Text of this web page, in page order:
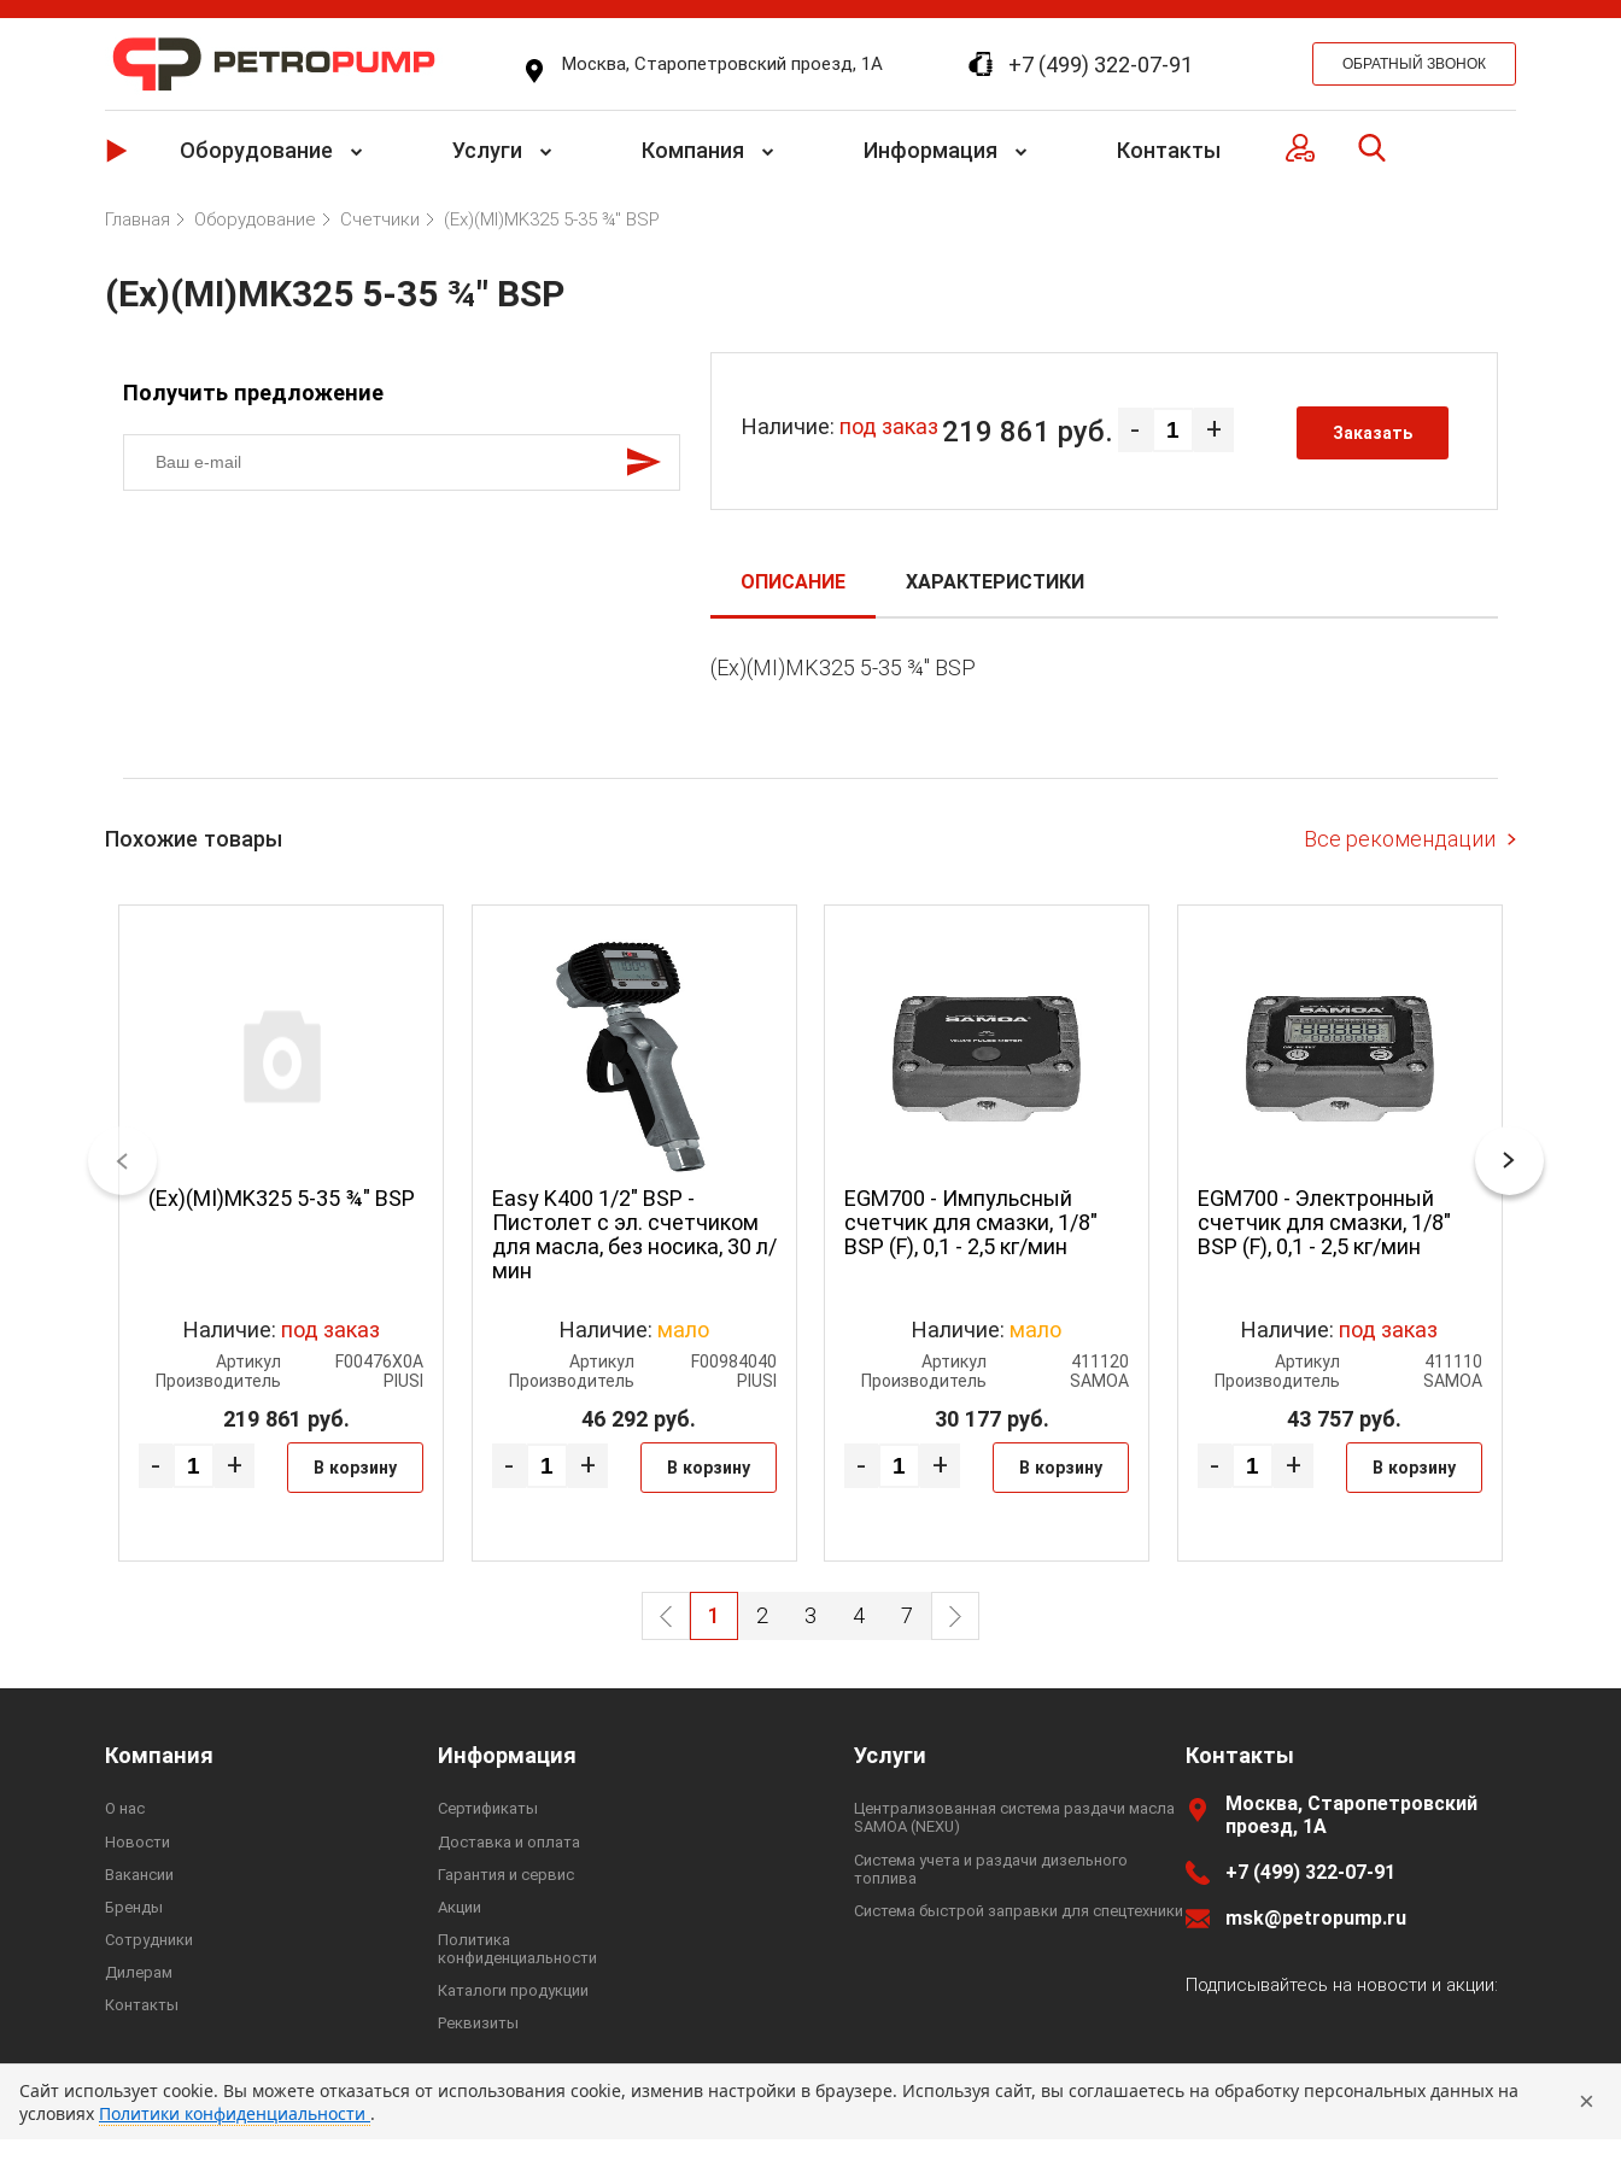
Москва, Старопетровский проезд, 1А +7 (499) 322-07-91
Оборудование Услуги Компания Информация Контакты
Главная Оборудование Счетчики (Ex)(MI)MK325 5-35 ¾" BSP
(Ex)(MI)MK325 5-35 ¾" BSP
Получить предложение
Наличие: под заказ 219 861 руб. - + Заказать
ОПИСАНИЕ ХАРАКТЕРИСТИКИ
(Ex)(MI)MK325 5-35 ¾" BSP
Похожие товары Все рекомендации
(Ex)(MI)MK325 5-35 ¾" BSP
Наличие: под заказ
Артикул
F00476X0A
Производитель
PIUSI
219 861 руб.
- + В корзину
Easy K400 1/2" BSP -
Пистолет с эл. счетчиком
для масла, без носика, 30 л/
мин
Наличие: мало
Артикул
F00984040
Производитель
PIUSI
46 292 руб.
- + В корзину
EGM700 - Импульсный
счетчик для смазки, 1/8"
BSP (F), 0,1 - 2,5 кг/мин
Наличие: мало
Артикул
411120
Производитель
SAMOA
30 177 руб.
- + В корзину
EGM700 - Электронный
счетчик для смазки, 1/8"
BSP (F), 0,1 - 2,5 кг/мин
Наличие: под заказ
Артикул
411110
Производитель
SAMOA
43 757 руб.
- + В корзину
1 2 3 4 7
Компания
О нас
Новости
Вакансии
Бренды
Сотрудники
Дилерам
Контакты
Информация
Сертификаты
Доставка и оплата
Гарантия и сервис
Акции
Политика
конфиденциальности
Каталоги продукции
Реквизиты
Услуги
Централизованная система раздачи масла
SAMOA (NEXU)
Система учета и раздачи дизельного
топлива
Система быстрой заправки для спецтехники
Контакты
Москва, Старопетровский
проезд, 1А
+7 (499) 322-07-91
msk@petropump.ru
Подписывайтесь на новости и акции:
Сайт использует cookie. Вы можете отказаться от использования cookie, изменив настройки в браузере. Используя сайт, вы соглашаетесь на обработку персональных данных на
условиях Политики конфиденциальности . ×